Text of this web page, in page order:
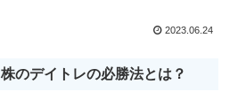
2023.06.24
株のデイトレの必勝法とは？